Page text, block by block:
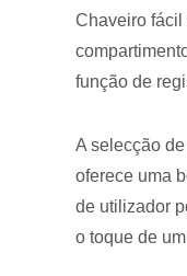
Chaveiro fácil
função de
A selecção
oferece uma
de utilizador
o toque de